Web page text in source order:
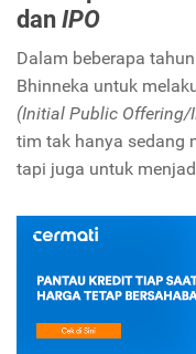
danIPO
Dalam beberapa
Bhinneka untuk
(Initial Public Offering/
tim tak hanya sedang
tapi juga untuk